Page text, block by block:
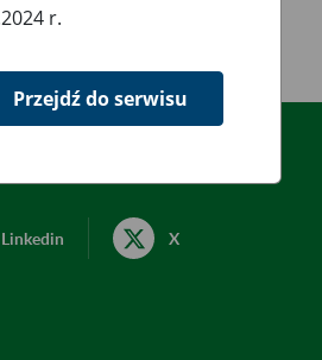
Linkedin X
r.
Przejdź do serwisu